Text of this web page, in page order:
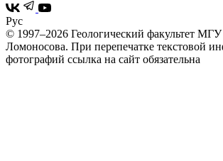
Рус
© 1997–2026 Геологический факультет
Ломоносова. При перепечатке текстовой
фотографий ссылка на сайт обязательна